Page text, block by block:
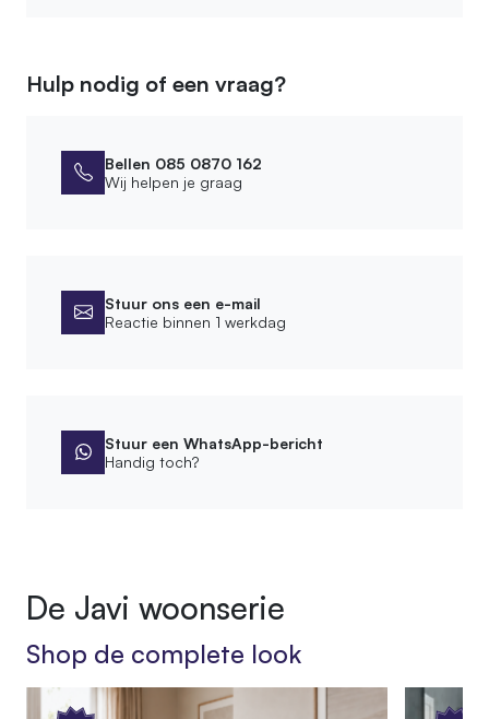
Product
030.JJ.01.400
Hulp nodig of een vraag?
Bellen 085 0870 162
Wij helpen je graag
Stuur ons een e-mail
Reactie binnen 1 werkdag
Stuur een WhatsApp-bericht
Handig toch?
De Javi woonserie
Shop de complete look